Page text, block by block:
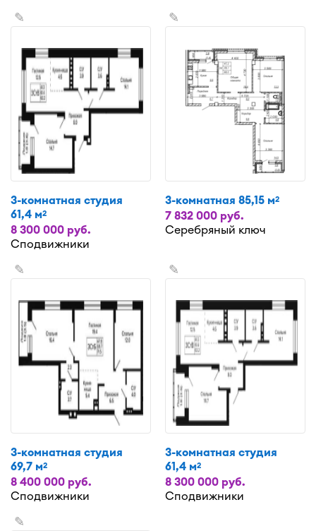
✎
3-комнатная студия
61,4 м2
8 300 000 руб.
Сподвижники
✎
3-комнатная 85,15 м2
7 832 000 руб.
Серебряный ключ
✎
3-комнатная студия
69,7 м2
8 400 000 руб.
Сподвижники
✎
3-комнатная студия
61,4 м2
8 300 000 руб.
Сподвижники
✎